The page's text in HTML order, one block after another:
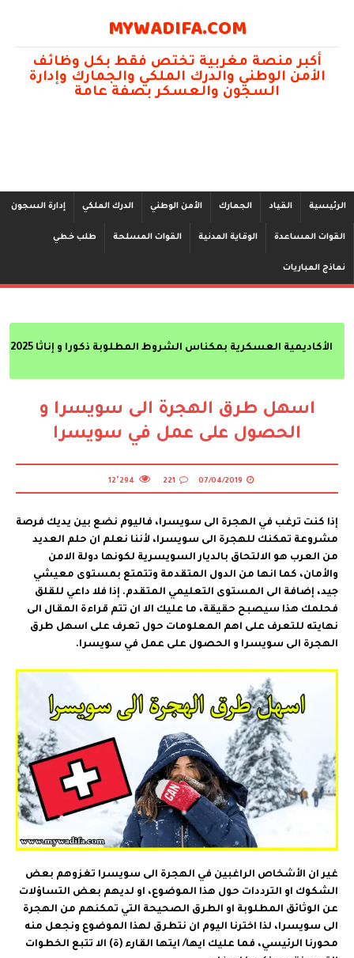
MYWADIFA.COM
أكبر منصة مغربية تختص فقط بكل وظائف
الأمن الوطني والدرك الملكي والجمارك وإدارة
السجون والعسكر بصفة عامة
الرئيسية القياد الجمارك الأمن الوطني الدرك الملكي إدارة السجون
القوات المساعدة الوقاية المدنية القوات المسلحة طلب خطي
نماذج المباريات
اسهل طرق الهجرة الى سويسرا و
الحصول على عمل في سويسرا
07/04/2019
221 12٬294
إذا كنت ترغب في الهجرة الى سويسرا، فاليوم نضع بين يديك فرصة
مشروعة تمكنك للهجرة الى سويسرا، لأننا نعلم ان حلم العديد
من العرب هو الالتحاق بالديار السويسرية لكونها دولة الامن
والأمان، كما انها من الدول المتقدمة وتتمتع بمستوى معيشي
جيد، إضافة الى المستوى التعليمي المتقدم. إذا فلا داعي للقلق
فحلمك هذا سيصبح حقيقة، ما عليك الا ان تتم قراءة المقال الى
نهايته للتعرف على اهم المعلومات حول تعرف على اسهل طرق
الهجرة الى سويسرا و الحصول على عمل في سويسرا.
غير ان الأشخاص الراغبين في الهجرة الى سويسرا تغزوهم بعض
الشكوك او الترددات حول هذا الموضوع، او لديهم بعض التساؤلات
عن الوثائق المطلوبة او الطرق الصحيحة التي تمكنهم من الهجرة
الى سويسرا، لذا اخترنا اليوم ان نتطرق لهذا الموضوع ونجعل منه
محورنا الرئيسي، فما عليك ايها/ ايتها القارء (ة) الا تتبع الخطوات